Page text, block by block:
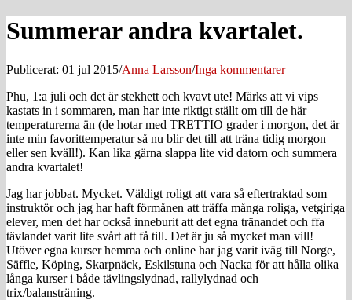
Summerar andra kvartalet.
Publicerat: 01 jul 2015/Anna Larsson/Inga kommentarer
Phu, 1:a juli och det är stekhett och kvavt ute! Märks att vi vips
kastats in i sommaren, man har inte riktigt ställt om till de här
temperaturerna än (de hotar med TRETTIO grader i morgon, det är
inte min favorittemperatur så nu blir det till att träna tidig morgon
eller sen kväll!). Kan lika gärna slappa lite vid datorn och summera
andra kvartalet!
Jag har jobbat. Mycket. Väldigt roligt att vara så eftertraktad som
instruktör och jag har haft förmånen att träffa många roliga, vetgiriga
elever, men det har också inneburit att det egna tränandet och ffa
tävlandet varit lite svårt att få till. Det är ju så mycket man vill!
Utöver egna kurser hemma och online har jag varit iväg till Norge,
Säffle, Köping, Skarpnäck, Eskilstuna och Nacka för att hålla olika
långa kurser i både tävlingslydnad, rallylydnad och
trix/balansträning.